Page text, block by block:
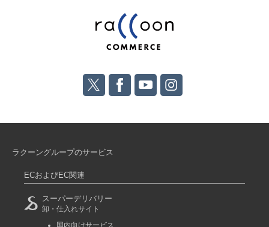
ラクーングループのサービス
ECおよびEC関連
スーパーデリバリー
卸・仕入れサイト